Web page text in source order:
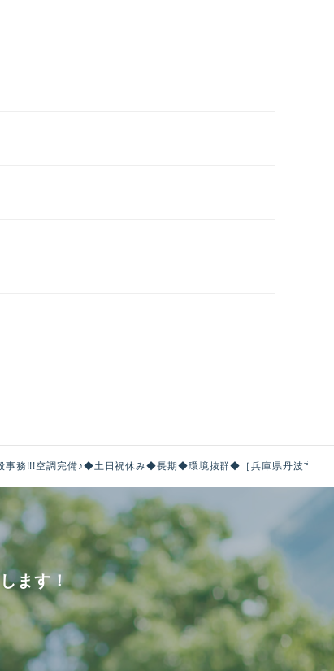
務!!!空調完備♪◆土日祝休み◆長期◆環境抜群◆［兵庫県丹波市］
ます！